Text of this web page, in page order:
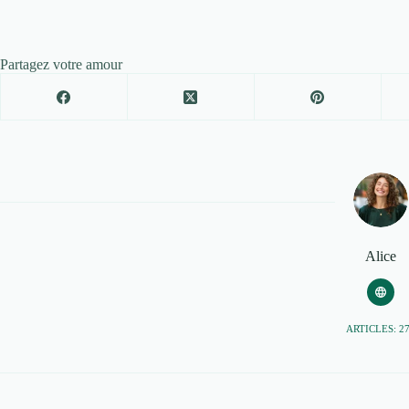
Partagez votre amour
Alice
ARTICLES: